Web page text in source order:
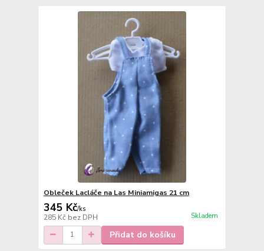
Obleček Lacláče na Las Miniamigas 21 cm
345 Kč/ks
285 Kč bez DPH Skladem
Přidat do košíku